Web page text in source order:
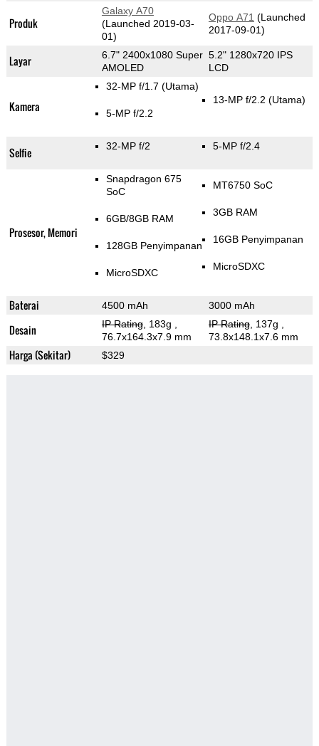
Produk
Galaxy A70
(Launched 2019-03-
01)
Oppo A71 (Launched
2017-09-01)
Layar
6.7" 2400x1080 Super
AMOLED
5.2" 1280x720 IPS
LCD
Kamera
32-MP f/1.7 (Utama)
5-MP f/2.2
13-MP f/2.2 (Utama)
Selfie 32-MP f/2 5-MP f/2.4
Prosesor, Memori
Snapdragon 675
SoC
6GB/8GB RAM
128GB Penyimpanan
MicroSDXC
MT6750 SoC
3GB RAM
16GB Penyimpanan
MicroSDXC
Baterai 4500 mAh 3000 mAh
Desain IP Rating, 183g
76.7x164.3x7.9 mm
IP Rating, 137g
73.8x148.1x7.6 mm
Harga (Sekitar) $329